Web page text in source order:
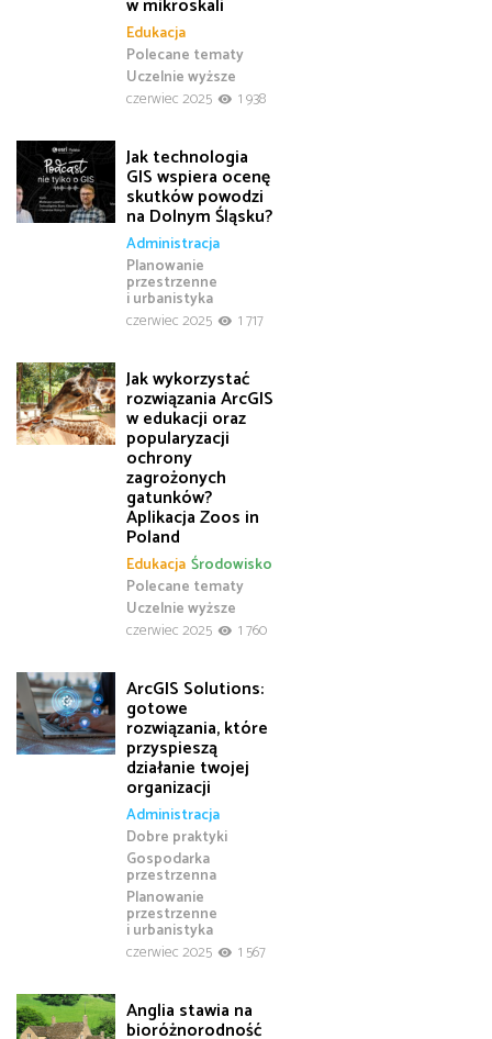
w mikroskali
Edukacja
Polecane tematy
Uczelnie wyższe
czerwiec 2025
1 938
Jak technologia
GIS wspiera ocenę
skutków powodzi
na Dolnym Śląsku?
Administracja
Planowanie
przestrzenne
i urbanistyka
czerwiec 2025
1 717
Jak wykorzystać
rozwiązania ArcGIS
w edukacji oraz
popularyzacji
ochrony
zagrożonych
gatunków?
Aplikacja Zoos in
Poland
Edukacja
Polecane tematy
Środowisko
Uczelnie wyższe
czerwiec 2025
1 760
ArcGIS Solutions:
gotowe
rozwiązania, które
przyspieszą
działanie twojej
organizacji
Administracja
Dobre praktyki
Gospodarka
przestrzenna
Planowanie
przestrzenne
i urbanistyka
czerwiec 2025
1 567
Anglia stawia na
bioróżnorodność